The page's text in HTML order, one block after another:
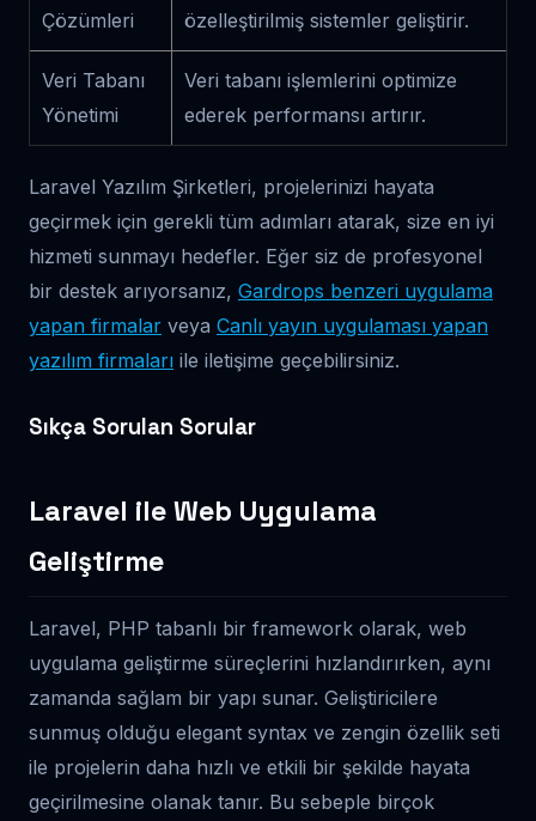
Çözümleri
özelleştirilmiş sistemler geliştirir.
Veri Tabanı
Yönetimi
Veri tabanı işlemlerini optimize
ederek performansı artırır.
Laravel Yazılım Şirketleri, projelerinizi hayata
geçirmek için gerekli tüm adımları atarak, size en iyi
hizmeti sunmayı hedefler. Eğer siz de profesyonel
bir destek arıyorsanız, Gardrops benzeri uygulama
yapan firmalar veya Canlı yayın uygulaması yapan
yazılım firmaları ile iletişime geçebilirsiniz.
Sıkça Sorulan Sorular
Laravel ile Web Uygulama
Geliştirme
Laravel, PHP tabanlı bir framework olarak, web
uygulama geliştirme süreçlerini hızlandırırken, aynı
zamanda sağlam bir yapı sunar. Geliştiricilere
sunmuş olduğu elegant syntax ve zengin özellik seti
ile projelerin daha hızlı ve etkili bir şekilde hayata
geçirilmesine olanak tanır. Bu sebeple birçok